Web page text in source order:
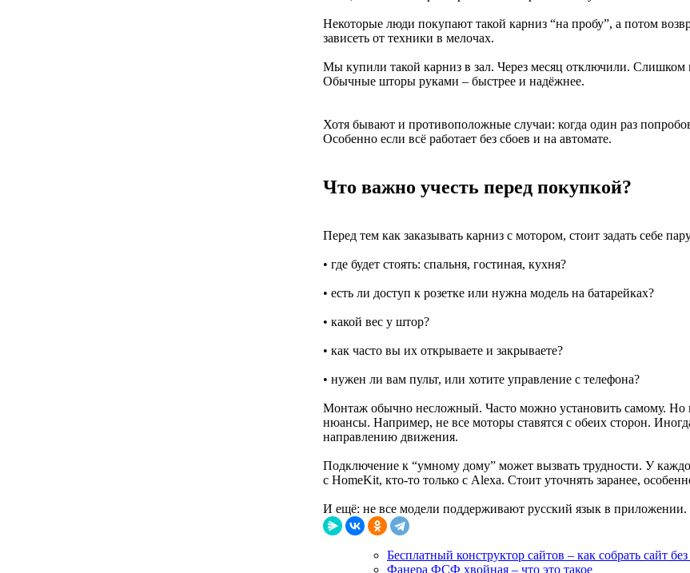
Некоторые люди покупают такой карниз “на пробу”, а потом
зависеть от техники в мелочах.
Мы купили такой карниз в зал. Через месяц отключили.
Обычные шторы руками – быстрее и надёжнее.
Хотя бывают и противоположные случаи: когда один раз
Особенно если всё работает без сбоев и на автомате.
Что важно учесть перед покупкой?
Перед тем как заказывать карниз с мотором, стоит задать себе
• где будет стоять: спальня, гостиная, кухня?
• есть ли доступ к розетке или нужна модель на батарейках?
• какой вес у штор?
• как часто вы их открываете и закрываете?
• нужен ли вам пульт, или хотите управление с телефона?
Монтаж обычно несложный. Часто можно установить самому. Но
нюансы. Например, не все моторы ставятся с обеих сторон.
направлению движения.
Подключение к “умному дому” может вызвать трудности. У
с HomeKit, кто-то только с Alexa. Стоит уточнять заранее,
И ещё: не все модели поддерживают русский язык в
Бесплатный конструктор сайтов – как собрать сайт
Фанера ФСФ хвойная – что это такое